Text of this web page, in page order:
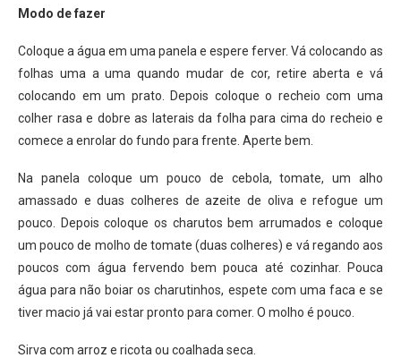
Modo de fazer
Coloque a água em uma panela e espere ferver. Vá colocando as
folhas uma a uma quando mudar de cor, retire aberta e vá
colocando em um prato. Depois coloque o recheio com uma
colher rasa e dobre as laterais da folha para cima do recheio e
comece a enrolar do fundo para frente. Aperte bem.
Na panela coloque um pouco de cebola, tomate, um alho
amassado e duas colheres de azeite de oliva e refogue um
pouco. Depois coloque os charutos bem arrumados e coloque
um pouco de molho de tomate (duas colheres) e vá regando aos
poucos com água fervendo bem pouca até cozinhar. Pouca
água para não boiar os charutinhos, espete com uma faca e se
tiver macio já vai estar pronto para comer. O molho é pouco.
Sirva com arroz e ricota ou coalhada seca.